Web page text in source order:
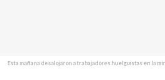
Esta mañana desalojaron a trabajadores huelguistas en la